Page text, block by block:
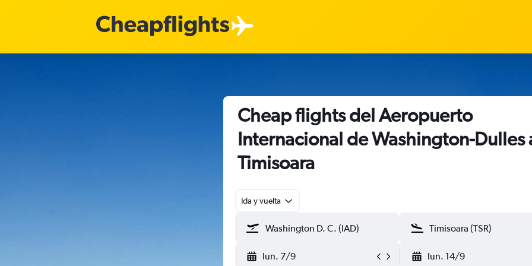
Cheap flights del Aeropuerto
Internacional de Washington-Dulles
Timisoara
Ida y vuelta
lun. 7/9 lun. 14/9